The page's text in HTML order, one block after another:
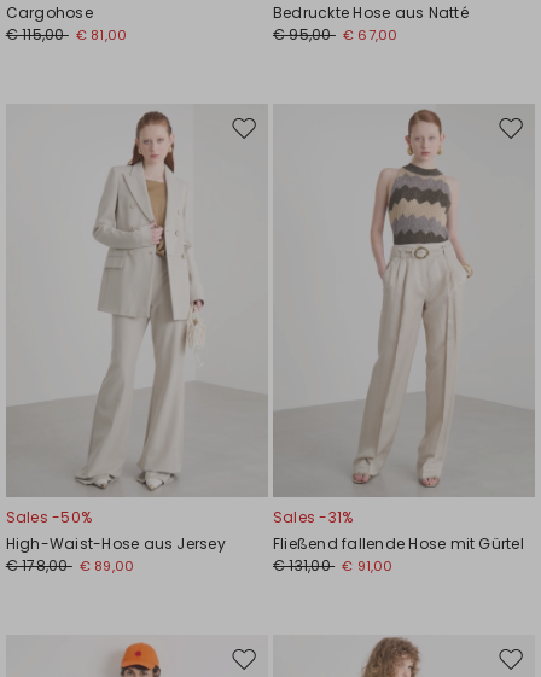
Cargohose
€ 115,00 € 81,00
Bedruckte Hose aus Natté
€ 95,00 € 67,00
Auf
Sales -50%
High-Waist-Hose aus Jersey
€ 178,00 € 89,00
Auf
Sales -31%
Fließend fallende Hose mit Gürtel
€ 131,00 € 91,00
Auf
Auf